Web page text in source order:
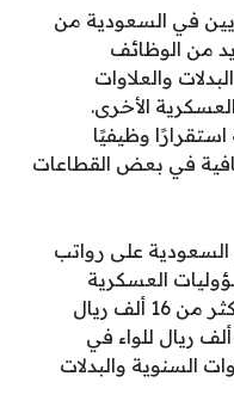
في السعودية من
من الوظائف
والعلاوات
العسكرية الأخرى.
وظيفيًا
في بعض القطاعات
السعودية على رواتب
العسكرية
الموكلة إليهم. وتبدأ رواتبهم من أكثر من 16 ألف ريال
للعقيد، وتصل إلى ما يزيد عن 28 ألف ريال للواء في
السنوية والبدلات